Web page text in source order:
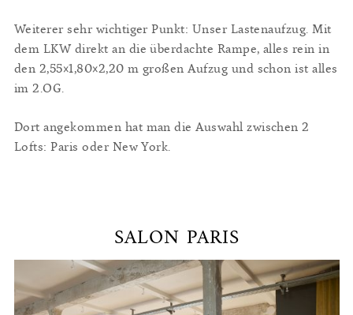
Weiterer sehr wichtiger Punkt: Unser Lastenaufzug. Mit
dem LKW direkt an die überdachte Rampe, alles rein in
den 2,55×1,80×2,20 m großen Aufzug und schon ist alles
im 2.OG.
Dort angekommen hat man die Auswahl zwischen 2
Lofts: Paris oder New York.
SALON PARIS